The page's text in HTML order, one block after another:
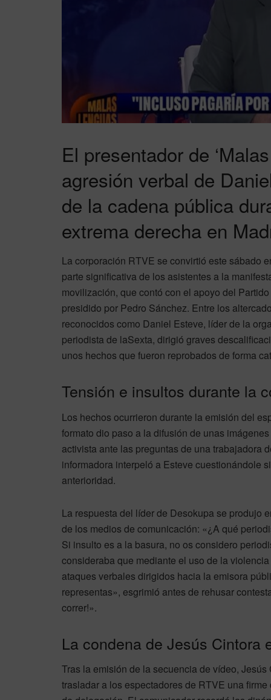
El presentador de
agresión verbal de
de la cadena pública
extrema derecha en
La corporación RTVE se convirtió este sábado
parte significativa de los asistentes a la
movilización, que contó con el apoyo del
presidido por Pedro Sánchez. Entre los
reconocidos como Daniel Esteve, líder de la
periodista de laSexta, dirigió graves
unos hechos que fueron reprobados de forma
Tensión e insultos durante la
Los hechos ocurrieron durante la emisión del
formato dio paso a la difusión de unas
activista ante las preguntas de una trabajadora
informadora interpeló a Esteve cuestionándole
anterioridad.
La respuesta del líder de Desokupa se produjo
de los medios de comunicación: «¿A qué
Si insulto es a la basura, no os considero
consideraba que mediante el uso de la
ataques verbales dirigidos hacia la emisora
representas», esgrimió antes de rehusar
correr!».
La condena de Jesús Cintora
Tras la emisión de la secuencia de vídeo,
trasladar a los espectadores de RTVE una